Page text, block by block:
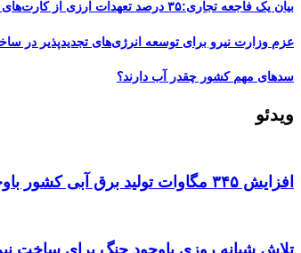
بیان یک فاجعه تجاری:۳۵ درصد تعهدات ارزی از کارت‌های بازرگانی اجاره‌ای است
عزم وزارت نیرو برای توسعه انرژی‌های تجدیدپذیر در
سدهای مهم کشور چقدر آب دارند؟
ویدئو
افزایش ۳۴۵ مگاوات تولید برق آبی کشور باوجود جنگ (فیلم)
تلاش شبانه روزی باوجود جنگ برای ساخت